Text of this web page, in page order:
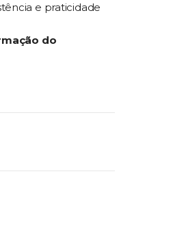
e praticidade
do